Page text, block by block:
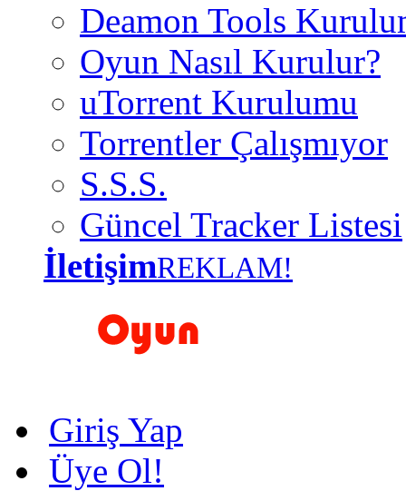
Deamon Tools
Oyun Nasıl Kurulur?
uTorrent Kurulumu
Torrentler Çalışmıyor
S.S.S.
Güncel Tracker Listesi
İletişimREKLAM!
Giriş Yap
Üye Ol!